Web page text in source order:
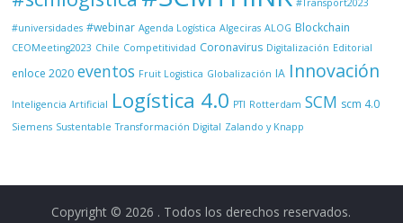
#Transport2023
#universidades #webinar Agenda Logística Algeciras ALOG Blockchain
CEOMeeting2023 Chile Competitividad Coronavirus Digitalización Editorial
enloce 2020 eventos Fruit Logistica Globalización IA Innovación
Inteligencia Artificial Logística 4.0 PTI Rotterdam SCM scm 4.0
Siemens Sustentable Transformación Digital Zalando y Knapp
Copyright © 2026 . Todos los derechos reservados.